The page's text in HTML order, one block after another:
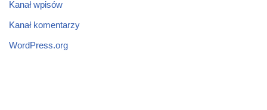
Kanał wpisów
Kanał komentarzy
WordPress.org